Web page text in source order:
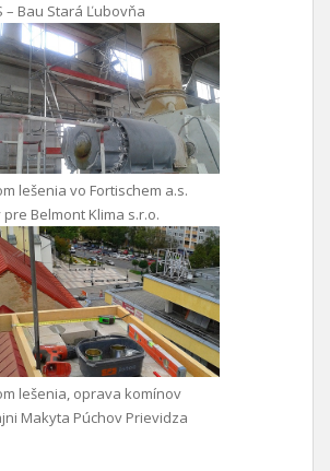
– Bau Stará Ľubovňa
lešenia vo Fortischem a.s.
pre Belmont Klima s.r.o.
lešenia, oprava komínov
Makyta Púchov Prievidza